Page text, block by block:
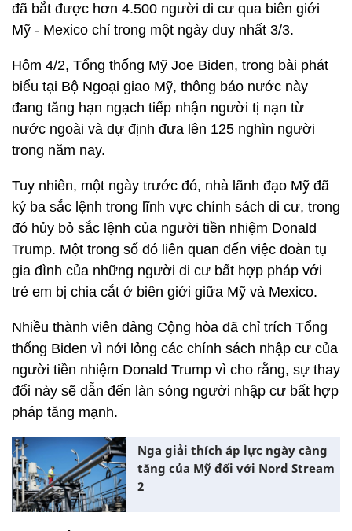
đã bắt được hơn 4.500 người di cư qua biên giới
Mỹ - Mexico chỉ trong một ngày duy nhất 3/3.
Hôm 4/2, Tổng thống Mỹ Joe Biden, trong bài phát
biểu tại Bộ Ngoại giao Mỹ, thông báo nước này
đang tăng hạn ngạch tiếp nhận người tị nạn từ
nước ngoài và dự định đưa lên 125 nghìn người
trong năm nay.
Tuy nhiên, một ngày trước đó, nhà lãnh đạo Mỹ đã
ký ba sắc lệnh trong lĩnh vực chính sách di cư, trong
đó hủy bỏ sắc lệnh của người tiền nhiệm Donald
Trump. Một trong số đó liên quan đến việc đoàn tụ
gia đình của những người di cư bất hợp pháp với
trẻ em bị chia cắt ở biên giới giữa Mỹ và Mexico.
Nhiều thành viên đảng Cộng hòa đã chỉ trích Tổng
thống Biden vì nới lỏng các chính sách nhập cư của
người tiền nhiệm Donald Trump vì cho rằng, sự thay
đổi này sẽ dẫn đến làn sóng người nhập cư bất hợp
pháp tăng mạnh.
Nga giải thích áp lực ngày càng
tăng của Mỹ đối với Nord Stream
2